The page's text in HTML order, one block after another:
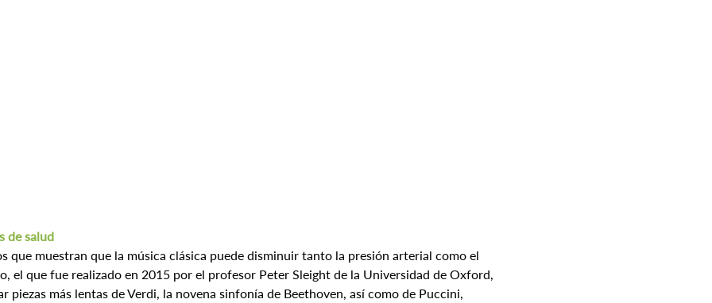
de salud
que muestran que la música clásica puede disminuir tanto la presión arterial como el
el que fue realizado en 2015 por el profesor Peter Sleight de la Universidad de Oxford,
piezas más lentas de Verdi, la novena sinfonía de Beethoven, así como de Puccini,